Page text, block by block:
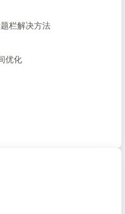
栏解决方法
优化